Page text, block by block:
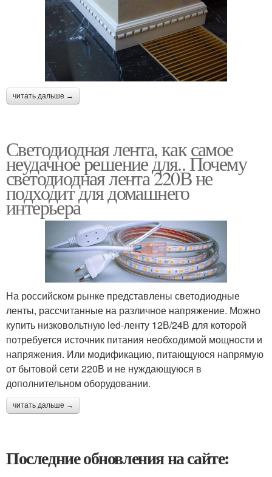
читать дальше →
Светодиодная лента, как самое
неудачное решение для.. Почему
светодиодная лента 220В не
подходит для домашнего
интерьера
На российском рынке представлены светодиодные
ленты, рассчитанные на различное напряжение. Можно
купить низковольтную led-ленту 12В/24В для которой
потребуется источник питания необходимой мощности и
напряжения. Или модификацию, питающуюся напрямую
от бытовой сети 220В и не нуждающуюся в
дополнительном оборудовании.
читать дальше →
Последние обновления на сайте: